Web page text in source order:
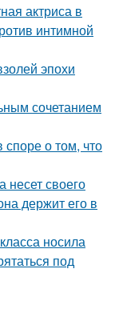
актриса в
интимной
эпохи
сочетанием
споре о том, что
несет своего
держит его в
носила
под